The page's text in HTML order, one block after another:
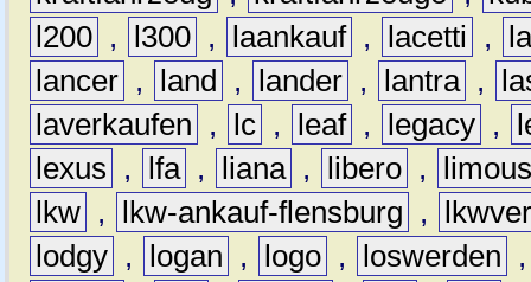
l200 , l300 , laankauf , lacetti ,
lancer , land , lander , lantra ,
laverkaufen
, lc , leaf , legacy ,
lexus
, lfa , liana , libero ,
lkw , lkw-ankauf-flensburg ,
lodgy , logan , logo , loswerden